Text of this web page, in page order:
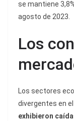
se mantiene
agosto de 2023.
Los
Los sectores
divergentes en
exhibieron